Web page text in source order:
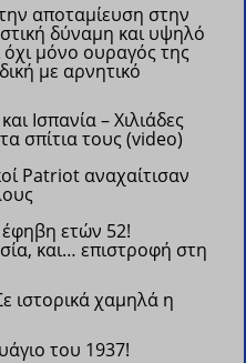
αποταμίευση στην
δύναμη και υψηλό
μόνο ουραγός της
με αρνητικό
Ισπανία – Χιλιάδες
σπίτια τους (video)
Patriot αναχαίτισαν
ετών 52!
και… επιστροφή στη
ιστορικά χαμηλά η
του 1937!